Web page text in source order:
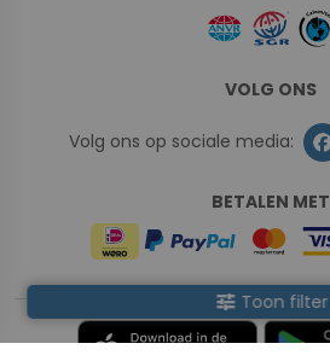
tune Toon filter
VOLG ONS
Volg ons op sociale media:
BETALEN MET